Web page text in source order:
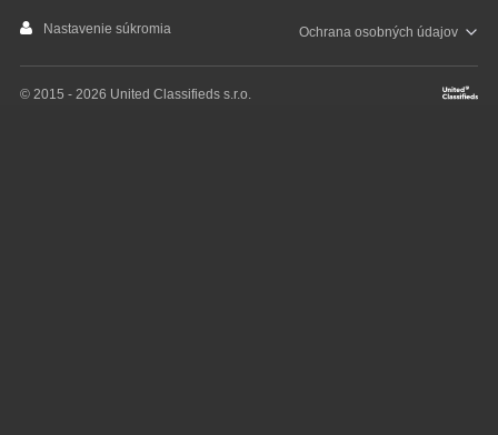
Nastavenie súkromia Ochrana osobnýchúdajov
© 2015 - 2026 United Classifieds s.r.o.